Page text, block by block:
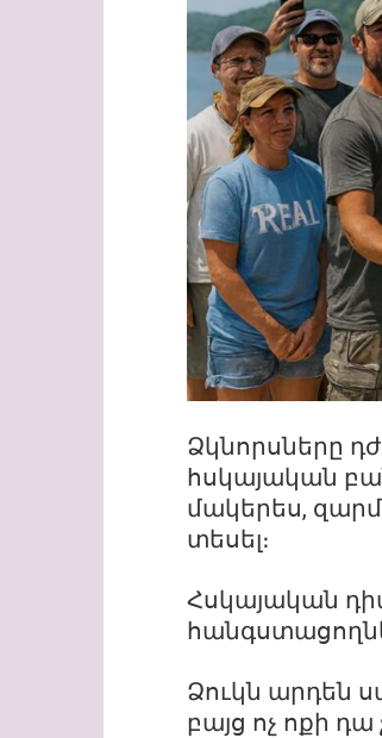
Ձկնորսները
հսկայական
մակերես,
տեսել։
Հսկայական
Ձուկն արդեն
բայց ոչ ոքի դա